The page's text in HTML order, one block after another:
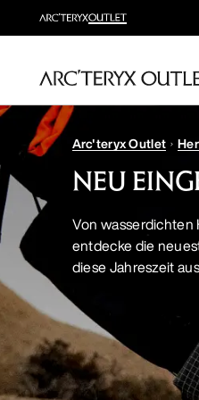
Arc'teryx Outlet
NEU
Von wasserdichten
entdecke die
diese Jahreszeit